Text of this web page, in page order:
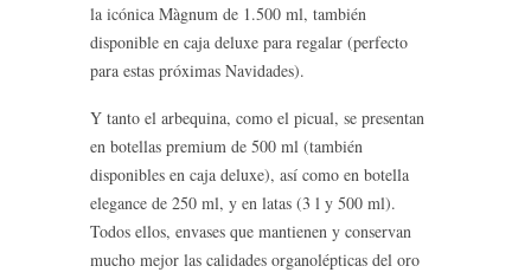
la icónica Màgnum de 1.500 ml, también
disponible en caja deluxe para regalar (perfecto
para estas próximas Navidades).
Y tanto el arbequina, como el picual, se presentan
en botellas premium de 500 ml (también
disponibles en caja deluxe), así como en botella
elegance de 250 ml, y en latas (3 l y 500 ml).
Todos ellos, envases que mantienen y conservan
mucho mejor las calidades organolépticas del oro